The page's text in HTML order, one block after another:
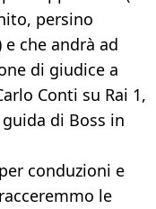
persino
che andrà ad
di giudice a
Conti su Rai 1,
di Boss in
conduzioni e
le